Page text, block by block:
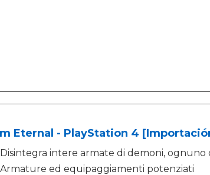
Eternal - PlayStation 4
Disintegra intere armate di demoni, ognuno
Armature ed equipaggiamenti potenziati